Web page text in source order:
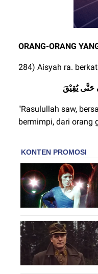
ORANG-ORANG
284) Aisyah ra.
حَتَّى يُقِيْقَ
"Rasulullah saw,
bermimpi, dari orang